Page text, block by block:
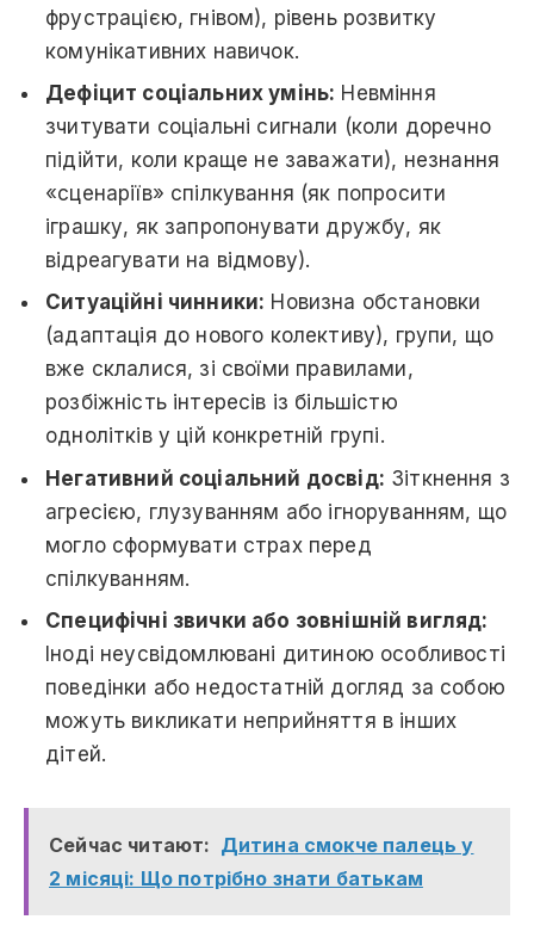
фрустрацією, гнівом), рівень розвитку
комунікативних навичок.
Дефіцит соціальних умінь: Невміння
зчитувати соціальні сигнали (коли доречно
підійти, коли краще не заважати), незнання
«сценаріїв» спілкування (як попросити
іграшку, як запропонувати дружбу, як
відреагувати на відмову).
Ситуаційні чинники: Новизна обстановки
(адаптація до нового колективу), групи, що
вже склалися, зі своїми правилами,
розбіжність інтересів із більшістю
однолітків у цій конкретній групі.
Негативний соціальний досвід: Зіткнення з
агресією, глузуванням або ігноруванням, що
могло сформувати страх перед
спілкуванням.
Специфічні звички або зовнішній вигляд:
Іноді неусвідомлювані дитиною особливості
поведінки або недостатній догляд за собою
можуть викликати неприйняття в інших
дітей.
Сейчас читают: Дитина смокче палець у
2 місяці: Що потрібно знати батькам